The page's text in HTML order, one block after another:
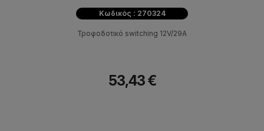
Κωδικός : 270324
Τροφοδοτικό switching 12V/29A
53,43 €